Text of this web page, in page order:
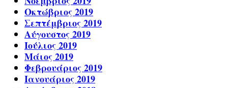
Οκτώβριος 2019
Σεπτέμβριος 2019
Αύγουστος 2019
Ιούλιος 2019
Μάιος 2019
Φεβρουάριος 2019
Ιανουάριος 2019